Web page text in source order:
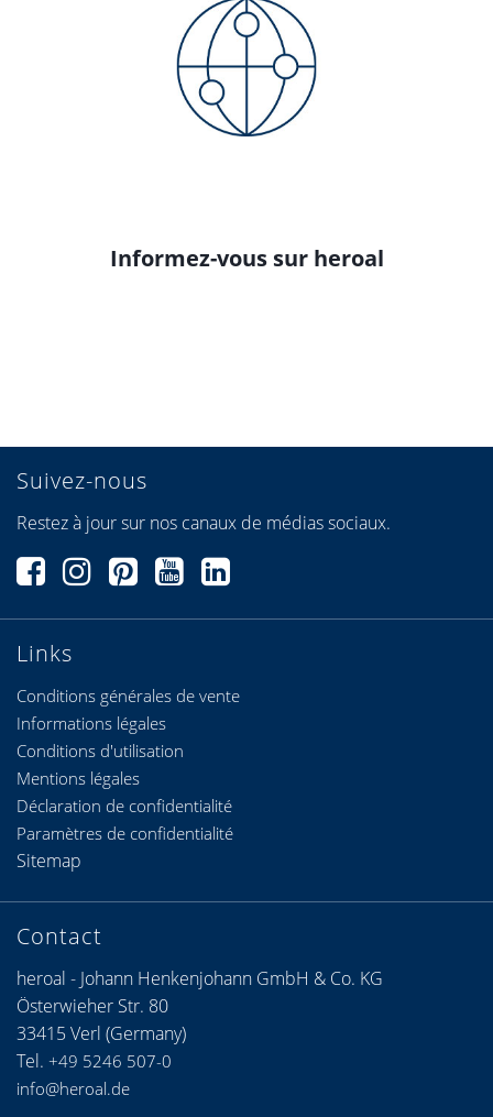
Informez-vous sur heroal
Links
Conditions générales de vente
Informations légales
Conditions d'utilisation
Suivez-nous
Restez à jour sur nos canaux de médias sociaux.
Contact
heroal - Johann Henkenjohann GmbH & Co. KG
Österwieher Str. 80
33415 Verl (Germany)
Tel. +49 5246 507-0
info@heroal.de
Mentions légales
Déclaration de confidentialité
Paramètres de confidentialité
Sitemap